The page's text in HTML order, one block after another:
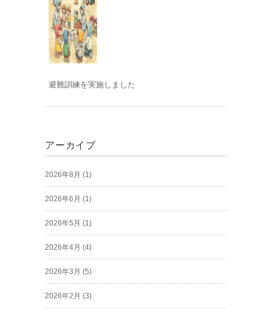
避難訓練を実施しました
アーカイブ
2026年8月 (1)
2026年6月 (1)
2026年5月 (1)
2026年4月 (4)
2026年3月 (5)
2026年2月 (3)